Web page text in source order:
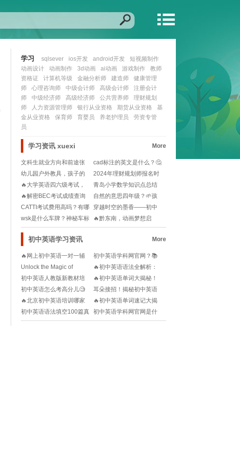
学习 sqlsever ios开发 android开发
短视频制作
动画设计
动画制作 3d动画 ai动画 游戏制作
教师
资格证
计算机等级 金融分析师 建造师
健康管理
师
心理咨询师 中级会计师 高级会计师
注册会计
师
中级经济师 高级经济师 公共营养师
理财规划
师
人力资源管理师 银行从业资格 期货从业资格
基
金从业资格
保育师 育婴员 养老护理员
劳资专管
员
学习资讯 xuexi More
文科生就业方向和前途张
雪峰？🎓就业迷茫党
cad标注的英文是什么？🤔
设计图纸必备术
幼儿园户外教具，孩子的
快乐学习乐园🌳!
2024年理财规划师报名时
间是啥时候？不
🔥大学英语四六级考试，
你的报名时间来了！
青岛小学数学知识点总结
大全？📚涵盖1-6
🔥解密BEC考试成绩查询
大作战：步骤指南
自然的意思四年级？🌱孩
子怎么理解更好？💡
CATTI考试费用高吗？有哪
些语种可选？
穿越时空的墨香——初中
语文课本里的文化瑰
wsk是什么车牌？神秘车标
背后隐藏哪些教
🔥黔东南，动画梦想启
航！🎨——揭秘202
初中英语学习资讯 More
🔥网上初中英语一对一辅
导哪家最火🔥：深度测评
与最佳推荐!
初中英语学科网官网？📚
如何高效利用资源提升英
语成绩？🔥
Unlock the Magic of
English: A Compreh
🔥初中英语语法全解析：
你的学习宝典📚!
初中英语人教版新教材培
训心得体会🧐哪些干货让
你受益匪浅？✨
🔥初中英语单词大揭秘！
仁爱版单词宝典📚
初中英语怎么考高分儿🧐
听说学霸都在用这些方
法！🚀
耳朵接招！揭秘初中英语
听力提升秘籍听力宝典🎧
📚
🔥北京初中英语培训哪家
燃爆了？一探究竟！🔍
🔥初中英语单词速记大揭
秘！图像记忆法让你轻松
get√!
初中英语语法填空100篇真
题及答案？📚如何快速提
初中英语学科网官网是什
么？📚如何找到靠谱的学